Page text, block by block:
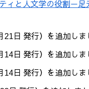
ィと人文学の役割－足
日 発行）を追加しま
日 発行）を追加しま
日 発行）を追加しま